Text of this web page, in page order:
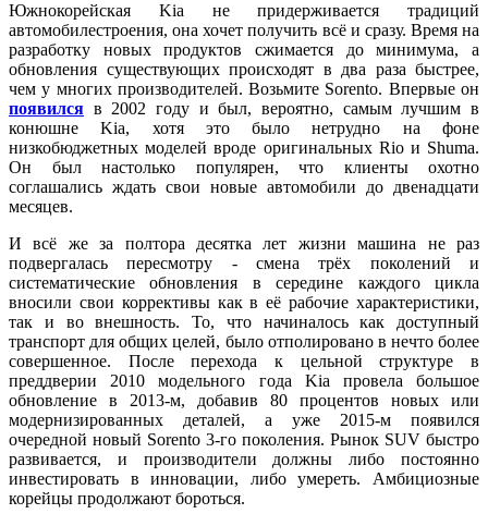
Южнокорейская Kia не придерживается традиций
автомобилестроения, она хочет получить всё и сразу. Время на
разработку новых продуктов сжимается до минимума, а
обновления существующих происходят в два раза быстрее,
чем у многих производителей. Возьмите Sorento. Впервые он
появился в 2002 году и был, вероятно, самым лучшим в
конюшне Kia, хотя это было нетрудно на фоне
низкобюджетных моделей вроде оригинальных Rio и Shuma.
Он был настолько популярен, что клиенты охотно
соглашались ждать свои новые автомобили до двенадцати
месяцев.
И всё же за полтора десятка лет жизни машина не раз
подвергалась пересмотру - смена трёх поколений и
систематические обновления в середине каждого цикла
вносили свои коррективы как в её рабочие характеристики,
так и во внешность. То, что начиналось как доступный
транспорт для общих целей, было отполировано в нечто более
совершенное. После перехода к цельной структуре в
преддверии 2010 модельного года Kia провела большое
обновление в 2013-м, добавив 80 процентов новых или
модернизированных деталей, а уже 2015-м появился
очередной новый Sorento 3-го поколения. Рынок SUV быстро
развивается, и производители должны либо постоянно
инвестировать в инновации, либо умереть. Амбициозные
корейцы продолжают бороться.